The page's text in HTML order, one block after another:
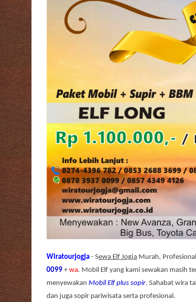
Wiratourjogja - Sewa Elf Jogja Murah,
0099 + wa. Mobil Elf yang kami sewakan masih
menyewakan Mobil Elf plus sopir. Sahabat wira
dan juga sopir pariwisata serta profesional.